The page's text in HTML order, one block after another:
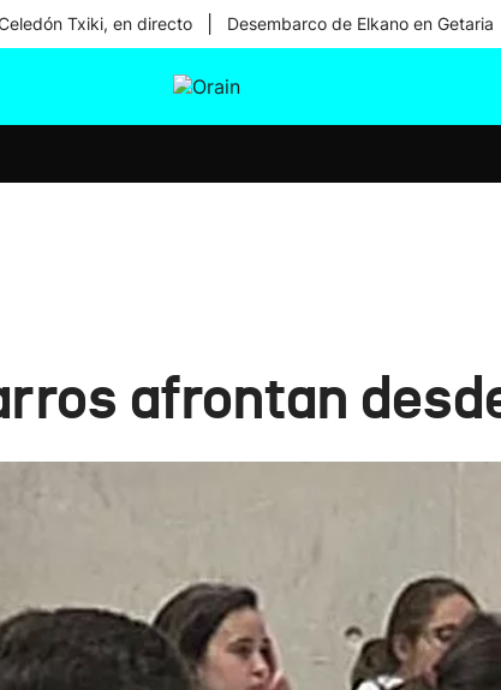
Txiki, en directo Desembarco de Elkano en Getaria
afrontan